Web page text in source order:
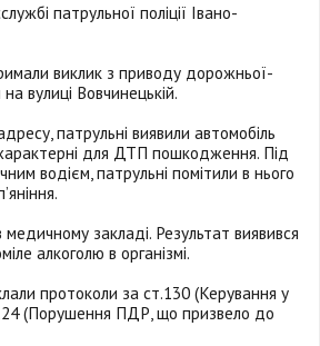
патрульної поліції Івано-
виклик з приводу дорожньої-
вулиці Вовчинецькій.
патрульні виявили автомобіль
для ДТП пошкодження. Під
водієм, патрульні помітили в нього
закладі. Результат виявився
алкоголю в організмі.
протоколи за ст.130 (Керування у
(Порушення ПДР, що призвело до